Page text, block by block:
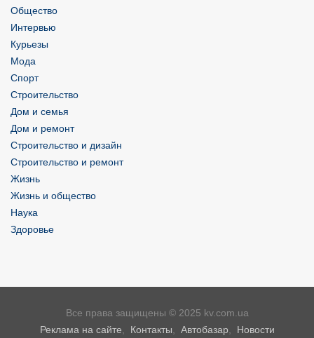
Общество
Интервью
Курьезы
Мода
Спорт
Строительство
Дом и семья
Дом и ремонт
Строительство и дизайн
Строительство и ремонт
Жизнь
Жизнь и общество
Наука
Здоровье
Все права защищены © 2025 kv.com.ua
Реклама на сайте
Контакты Автобазар Новости